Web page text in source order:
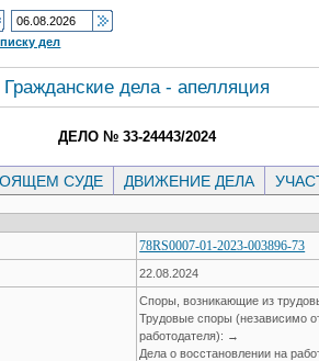
дел
Гражданские дела - апелляция
ДЕЛО № 33-24443/2024
СУДЕ ДВИЖЕНИЕ ДЕЛА
78RS0007-01-2023-003896-73
22.08.2024
Споры, возникающие из
Трудовые споры (независимо
работодателя): →
Дела о восстановлении на